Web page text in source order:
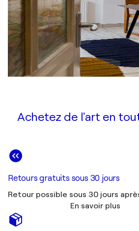
Achetez de l'art en
Retours gratuits sous 30 jours
Retour possible sous 30 jours
En savoir plus